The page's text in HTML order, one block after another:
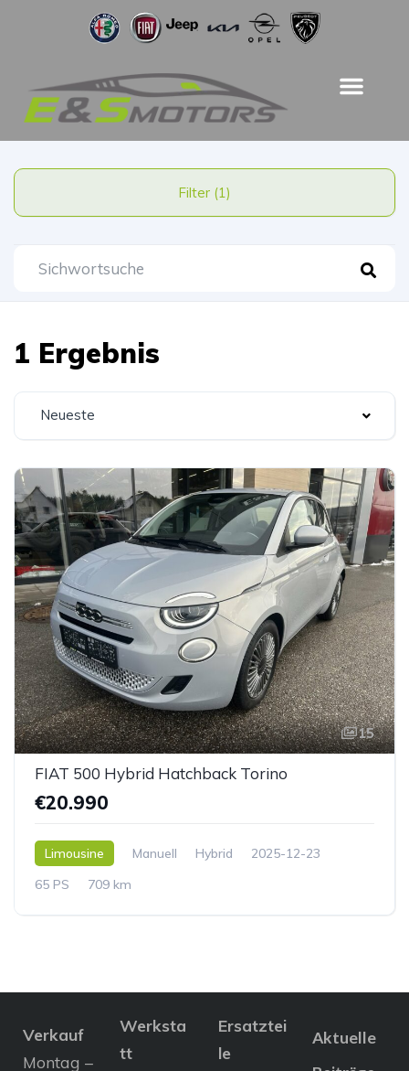
Filter (1)
1 Ergebnis
Neueste
15
FIAT 500 Hybrid Hatchback Torino
€20.990
Limousine Manuell Hybrid
2025-12-23
65 PS
709 km
Verkauf
Montag –
Werksta
tt
Ersatztei
le
Aktuelle